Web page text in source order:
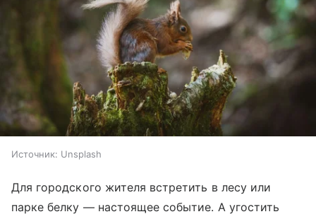
Источник: Unsplash
Для городского жителя встретить в лесу или
парке белку — настоящее событие. А угостить